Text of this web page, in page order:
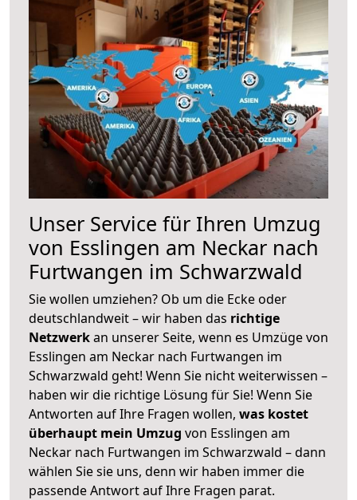
Unser Service für Ihren Umzug
von Esslingen am Neckar nach
Furtwangen im Schwarzwald
Sie wollen umziehen? Ob um die Ecke oder
deutschlandweit – wir haben das richtige
Netzwerkan unserer Seite, wenn es Umzüge von
Esslingen am Neckar nach Furtwangen im
Schwarzwald geht! Wenn Sie nicht weiterwissen –
haben wir die richtige Lösung für Sie! Wenn Sie
Antworten auf Ihre Fragen wollen, was kostet
überhaupt mein Umzug von Esslingen am
Neckar nach Furtwangen im Schwarzwald – dann
wählen Sie sie uns, denn wir haben immer die
passende Antwort auf Ihre Fragen parat.